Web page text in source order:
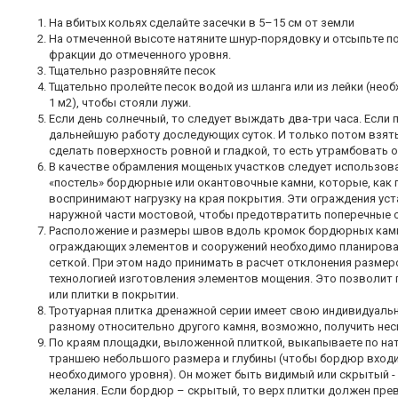
На вбитых кольях сделайте засечки в 5–15 см от земли
На отмеченной высоте натяните шнур-порядовку и отсыпьте
фракции до отмеченного уровня.
Тщательно разровняйте песок
Тщательно пролейте песок водой из шланга или из лейки
1 м2), чтобы стояли лужи.
Если день солнечный, то следует выждать два-три часа.
дальнейшую работу доследующих суток. И только потом
сделать поверхность ровной и гладкой, то есть утрамбовать
В качестве обрамления мощеных участков следует
«постель» бордюрные или окантовочные камни, которые, как
воспринимают нагрузку на края покрытия. Эти ограждения
наружной части мостовой, чтобы предотвратить поперечные
Расположение и размеры швов вдоль кромок бордюрных
ограждающих элементов и сооружений необходимо
сеткой. При этом надо принимать в расчет отклонения
технологией изготовления элементов мощения. Это
или плитки в покрытии.
Тротуарная плитка дренажной серии имеет свою
разному относительно другого камня, возможно, получить
По краям площадки, выложенной плиткой, выкапываете по
траншею небольшого размера и глубины (чтобы бордюр
необходимого уровня). Он может быть видимый или скрытый -
желания. Если бордюр – скрытый, то верх плитки должен